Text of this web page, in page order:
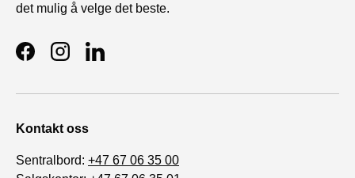
det mulig å velge det beste.
FacebookInstagramLinkedIn
Kontakt oss
Sentralbord: +47 67 06 35 00